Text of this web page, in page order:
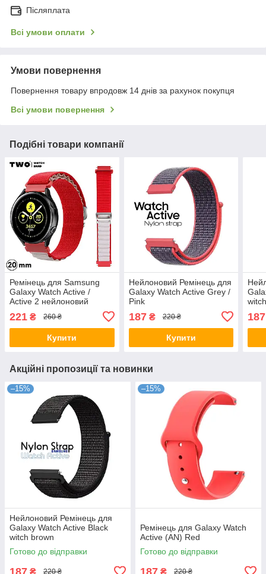
Післяплата
Всі умови оплати
Умови повернення
Повернення товару впродовж 14 днів за рахунок покупця
Всі умови повернення
Подібні товари компанії
Ремінець для Samsung
Galaxy Watch Active /
Active 2 нейлоновий
221 ₴ 260 ₴
Купити
Нейлоновий Ремінець для
Galaxy Watch Active Grey /
Pink
187₴ 220 ₴
Купити
187
Акційні пропозиції та новинки
–15%
Нейлоновий Ремінець для
Galaxy Watch Active Black
witch brown
Готово до відправки
187 ₴ 220 ₴
–15%
Ремінець для Galaxy Watch
Active (AN) Red
Готово до відправки
187 ₴ 220 ₴